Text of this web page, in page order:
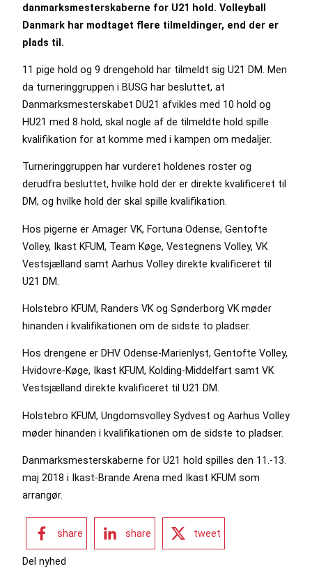
danmarksmesterskaberne for U21 hold. Volleyball
Danmark har modtaget flere tilmeldinger, end der er
plads til.
11 pige hold og 9 drengehold har tilmeldt sig U21 DM. Men
da turneringgruppen i BUSG har besluttet, at
Danmarksmesterskabet DU21 afvikles med 10 hold og
HU21 med 8 hold, skal nogle af de tilmeldte hold spille
kvalifikation for at komme med i kampen om medaljer.
Turneringgruppen har vurderet holdenes roster og
derudfra besluttet, hvilke hold der er direkte kvalificeret til
DM, og hvilke hold der skal spille kvalifikation.
Hos pigerne er Amager VK, Fortuna Odense, Gentofte
Volley, Ikast KFUM, Team Køge, Vestegnens Volley, VK
Vestsjælland samt Aarhus Volley direkte kvalificeret til
U21 DM.
Holstebro KFUM, Randers VK og Sønderborg VK møder
hinanden i kvalifikationen om de sidste to pladser.
Hos drengene er DHV Odense-Marienlyst, Gentofte Volley,
Hvidovre-Køge, Ikast KFUM, Kolding-Middelfart samt VK
Vestsjælland direkte kvalificeret til U21 DM.
Holstebro KFUM, Ungdomsvolley Sydvest og Aarhus Volley
møder hinanden i kvalifikationen om de sidste to pladser.
Danmarksmesterskaberne for U21 hold spilles den 11.-13.
maj 2018 i Ikast-Brande Arena med Ikast KFUM som
arrangør.
share share tweet
Del nyhed